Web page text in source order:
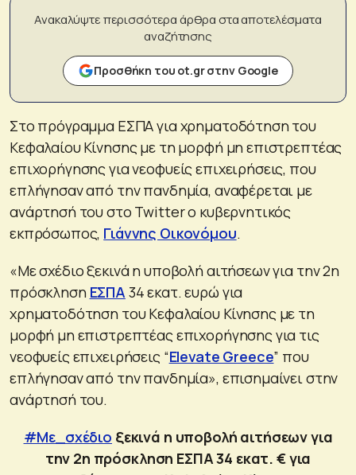
Ανακαλύψτε περισσότερα άρθρα στα αποτελέσματα
αναζήτησης
Προσθήκη του ot.gr στην Google
Στο πρόγραμμα ΕΣΠΑ για χρηματοδότηση του
Κεφαλαίου Κίνησης με τη μορφή μη επιστρεπτέας
επιχορήγησης για νεοφυείς επιχειρήσεις, που
επλήγησαν από την πανδημία, αναφέρεται με
ανάρτησή του στο Twitter ο κυβερνητικός
εκπρόσωπος, Γιάννης Οικονόμου.
«Με σχέδιο ξεκινά η υποβολή αιτήσεων για την 2η
πρόσκληση ΕΣΠΑ 34 εκατ. ευρώ για
χρηματοδότηση του Κεφαλαίου Κίνησης με τη
μορφή μη επιστρεπτέας επιχορήγησης για τις
νεοφυείς επιχειρήσεις “Elevate Greece” που
επλήγησαν από την πανδημία», επισημαίνει στην
ανάρτησή του.
#Με_σχέδιο ξεκινά η υποβολή αιτήσεων για
την 2η πρόσκληση ΕΣΠΑ 34 εκατ. € για